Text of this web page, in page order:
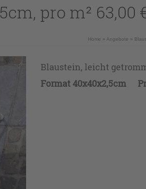
pro m² 63,00
Home » Angebote »
Blaustein, leicht
Format 40x40x2,5cm